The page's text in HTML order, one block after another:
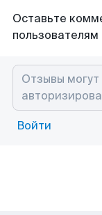
Оставьте
Войти